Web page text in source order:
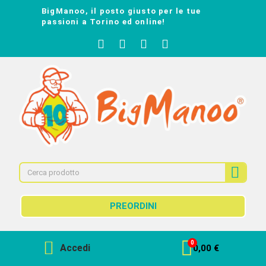
BigManoo, il posto giusto per le tue
passioni a Torino ed online!
PREORDINI
Accedi 0,00 €